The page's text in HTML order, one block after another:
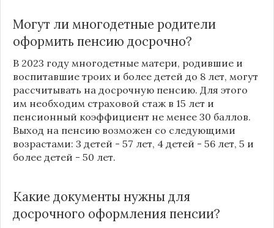
Могут ли многодетные родители
оформить пенсию досрочно?
В 2023 году многодетные матери, родившие и
воспитавшие троих и более детей до 8 лет, могут
рассчитывать на досрочную пенсию. Для этого
им необходим страховой стаж в 15 лет и
пенсионный коэффициент не менее 30 баллов.
Выход на пенсию возможен со следующими
возрастами: 3 детей - 57 лет, 4 детей - 56 лет, 5 и
более детей - 50 лет.
Какие документы нужны для
досрочного оформления пенсии?